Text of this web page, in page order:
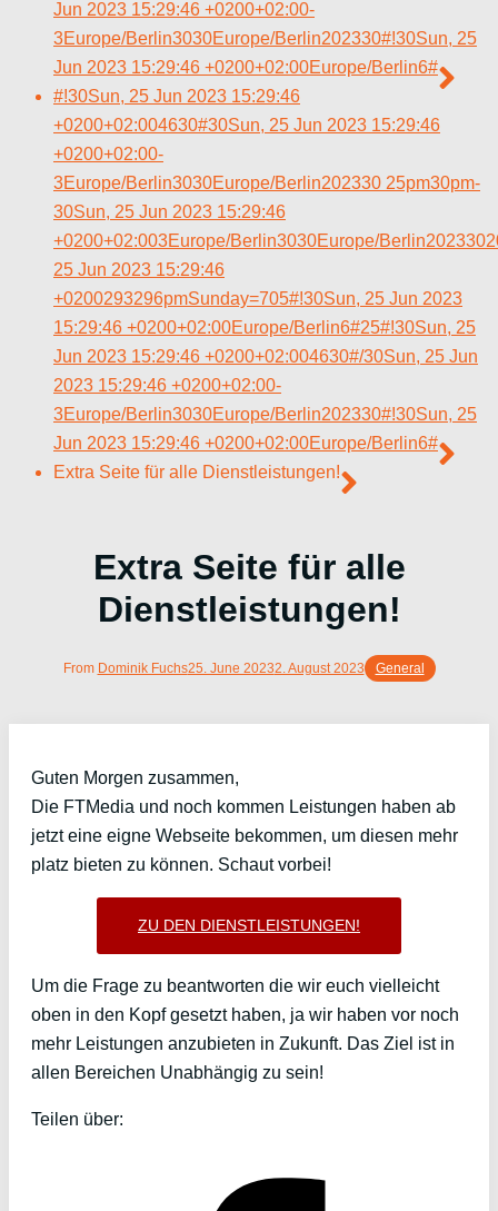
Jun 2023 15:29:46 +0200+02:00-
3Europe/Berlin3030Europe/Berlin202330#!30Sun, 25
Jun 2023 15:29:46 +0200+02:00Europe/Berlin6#
#!30Sun, 25 Jun 2023 15:29:46
+0200+02:004630#30Sun, 25 Jun 2023 15:29:46
+0200+02:00-
3Europe/Berlin3030Europe/Berlin202330 25pm30pm-
30Sun, 25 Jun 2023 15:29:46
+0200+02:003Europe/Berlin3030Europe/
25 Jun 2023 15:29:46
+0200293296pmSunday=705#!30Sun, 25 Jun 2023
15:29:46 +0200+02:00Europe/Berlin6#25#!30Sun, 25
Jun 2023 15:29:46 +0200+02:004630#/30Sun, 25 Jun
2023 15:29:46 +0200+02:00-
3Europe/Berlin3030Europe/Berlin202330#!30Sun, 25
Jun 2023 15:29:46 +0200+02:00Europe/Berlin6#
Extra Seite für alle Dienstleistungen!
Extra Seite für alle
Dienstleistungen!
From Dominik Fuchs25. June 20232. August 2023 General
Guten Morgen zusammen,
Die FTMedia und noch kommen Leistungen haben ab
jetzt eine eigne Webseite bekommen, um diesen mehr
platz bieten zu können. Schaut vorbei!
ZU DEN DIENSTLEISTUNGEN!
Um die Frage zu beantworten die wir euch vielleicht
oben in den Kopf gesetzt haben, ja wir haben vor noch
mehr Leistungen anzubieten in Zukunft. Das Ziel ist in
allen Bereichen Unabhängig zu sein!
Teilen über: